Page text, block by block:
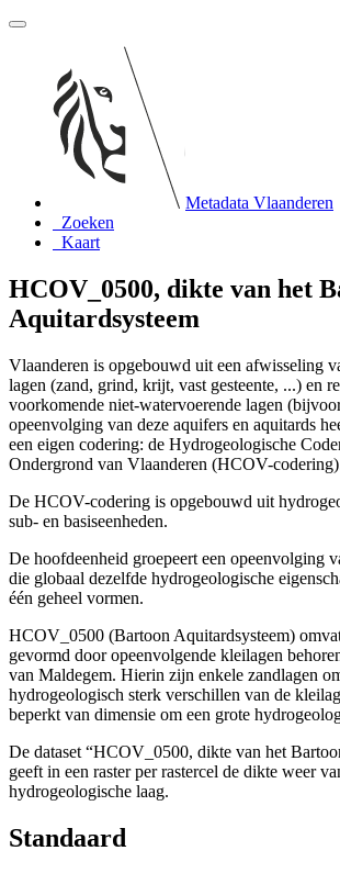
Metadata Vlaanderen
Zoeken
Kaart
HCOV_0500, dikte van het
Aquitardsysteem
Vlaanderen is opgebouwd uit een afwisseling
lagen (zand, grind, krijt, vast gesteente, ...) en
voorkomende niet-watervoerende lagen
opeenvolging van deze aquifers en aquitards
een eigen codering: de Hydrogeologische
Ondergrond van Vlaanderen (HCOV-
De HCOV-codering is opgebouwd uit
sub- en basiseenheden.
De hoofdeenheid groepeert een opeenvolging
die globaal dezelfde hydrogeologische
één geheel vormen.
HCOV_0500 (Bartoon Aquitardsysteem)
gevormd door opeenvolgende kleilagen
van Maldegem. Hierin zijn enkele zandlagen
hydrogeologisch sterk verschillen van de
beperkt van dimensie om een grote
De dataset “HCOV_0500, dikte van het
geeft in een raster per rastercel de dikte weer
hydrogeologische laag.
Standaard